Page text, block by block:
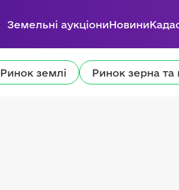
Земельні аукціониНовини
Ринок землі Ринок зерна та